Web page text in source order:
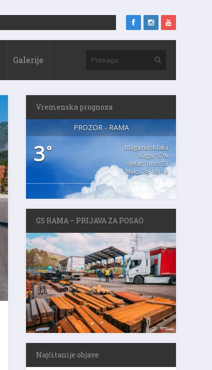
Galerije
Vremenska prognoza
PROZOR - RAMA
3°
blaga naoblaka
vlaga: 97%
vjetar: 1m/s SSI
Maks. 3 • Min. 3
GS RAMA – PRIJAVA ZA POSAO
Najčitanije objave